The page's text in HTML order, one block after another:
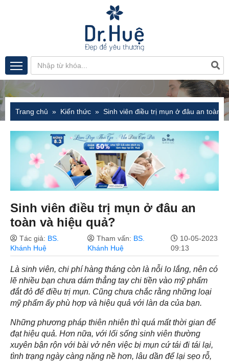
Trang chủ Kiến thức Sinh viên điều trị mụn ở đâu an toàn
Sinh viên điều trị mụn ở đâu an
toàn và hiệu quả?
Tác giả: BS.
Khánh Huệ
Tham vấn: BS.
Khánh Huệ
10-05-2023
09:13
Là sinh viên, chi phí hàng tháng còn là nỗi lo lắng, nên có
lẽ nhiều bạn chưa dám thẳng tay chi tiền vào mỹ phẩm
đắt đỏ để điều trị mụn. Cũng chưa chắc rằng những loại
mỹ phẩm ấy phù hợp và hiệu quả với làn da của bạn.
Những phương pháp thiên nhiên thì quá mất thời gian để
đạt hiệu quả. Hơn nữa, với lối sống sinh viên thường
xuyên bận rộn với bài vở nên việc bị mụn cứ tái đi tái lại,
tình trạng ngày càng nặng nề hơn, lâu dần để lại sẹo rỗ,